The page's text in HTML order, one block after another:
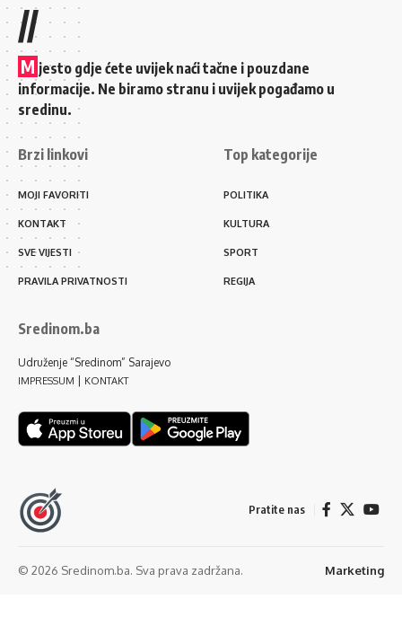
//
M jesto gdje ćete uvijek naći tačne i pouzdane
informacije. Ne biramo stranu i uvijek pogađamo u
sredinu.
Brzi linkovi
MOJI FAVORITI
KONTAKT
SVE VIJESTI
PRAVILA PRIVATNOSTI
Top kategorije
POLITIKA
KULTURA
SPORT
REGIJA
Sredinom.ba
Udruženje “Sredinom” Sarajevo
IMPRESSUM KONTAKT
Pratite nas
© 2026 Sredinom.ba. Sva prava zadržana. Marketing